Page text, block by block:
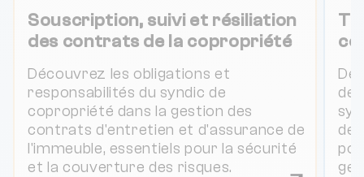
Souscription, suivi et résiliation
des contrats de la copropriété
Découvrez les obligations et
responsabilités du syndic de
copropriété dans la gestion des
contrats d'entretien et d'assurance de
l'immeuble, essentiels pour la sécurité
et la couverture des risques.
de
de